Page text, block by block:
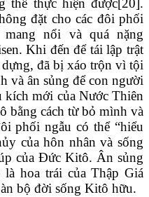
thể thực hiện được[20].
đặt cho các đôi phối
nổi và quá nặng
Khi đến để tái lập trật
đã bị xáo trộn vì tội
và ân sủng để con người
kích mới của Nước Thiên
bằng cách từ bỏ mình và
phối ngẫu có thể “hiểu
của hôn nhân và sống
của Đức Kitô. Ân sủng
hoa trái của Thập Giá
bộ đời sống Kitô hữu.